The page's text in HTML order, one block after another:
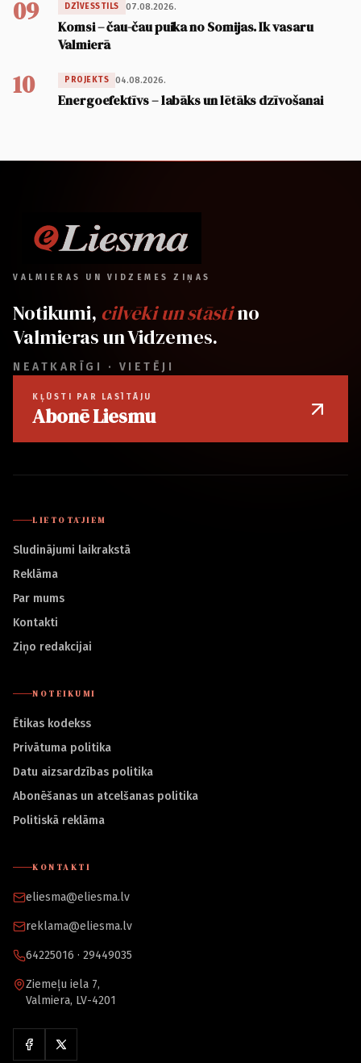
09 DZĪVESSTILS 07.08.2026.
Komsi – čau-čau puika no Somijas. Ik vasaru
Valmierā
10 PROJEKTS 04.08.2026.
Energoefektīvs – labāks un lētāks dzīvošanai
VALMIERAS UN VIDZEMES ZIŅAS
Notikumi, cilvēki un stāstino
Valmieras un Vidzemes.
NEATKARĪGI · VIETĒJI
KĻŪSTI PAR LASĪTĀJU
Abonē Liesmu
LIETOTĀJIEM
Sludinājumi laikrakstā
Reklāma
Par mums
Kontakti
Ziņo redakcijai
NOTEIKUMI
Ētikas kodekss
Privātuma politika
Datu aizsardzības politika
Abonēšanas un atcelšanas politika
Politiskā reklāma
KONTAKTI
eliesma@eliesma.lv
reklama@eliesma.lv
64225016 · 29449035
Ziemeļu iela 7,
Valmiera, LV-4201